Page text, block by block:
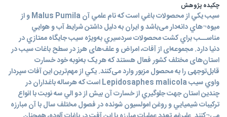
چکیده پژوهش
سيب يكي از محصولات باغي است كه نام علمي آن Malus Pumila و از
ميوه¬هاي دانه‌دار می‌باشد و ايران به دلیل داشتن شرايط آب و هوايي
مناســب براي كشت محصولات سردسيري به‌ویژه سيب جايگاه ممتازي در
دنيا دارد. مجموعه‌ای از آفات، امراض و علف‌های هرز در سطح باغات سيب در
استان‌های مختلف كشور فعال هستند که هر يک به‌نوبه خود خسارت
قابل‌توجهی را به محصول مزبور وارد می‌کنند. يکي از مهم‌ترین اين آفات سپردار
واوي سيب Lepidosaphes malicola است كه هرساله باغداران در
چندين استان جهت جلوگيري از خسارت آن بيش از دو الي سه نوبت با انواع
ترکيبات شيميايي و روغن امولسيون شونده در فصول مختلف سال با آن مبارزه